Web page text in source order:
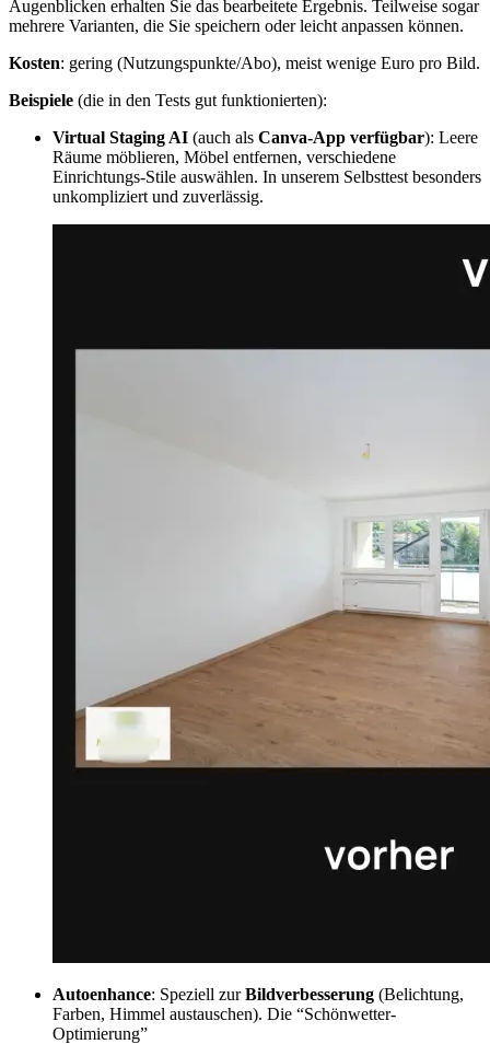
Augenblicken erhalten Sie das bearbeitete Ergebnis. Teilweise sogar
mehrere Varianten, die Sie speichern oder leicht anpassen können.
Kosten: gering (Nutzungspunkte/Abo), meist wenige Euro pro Bild.
Beispiele (die in den Tests gut funktionierten):
Virtual Staging AI (auch als Canva-App verfügbar): Leere
Räume möblieren, Möbel entfernen, verschiedene
Einrichtungs-Stile auswählen. In unserem Selbsttest besonders
unkompliziert und zuverlässig.
Autoenhance: Speziell zurBildverbesserung (Belichtung,
Farben, Himmel austauschen). Die “Schönwetter-
Optimierung”